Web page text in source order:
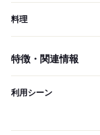
料理
特徴・関連情報
利用シーン